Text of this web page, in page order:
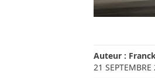
Auteur :
21